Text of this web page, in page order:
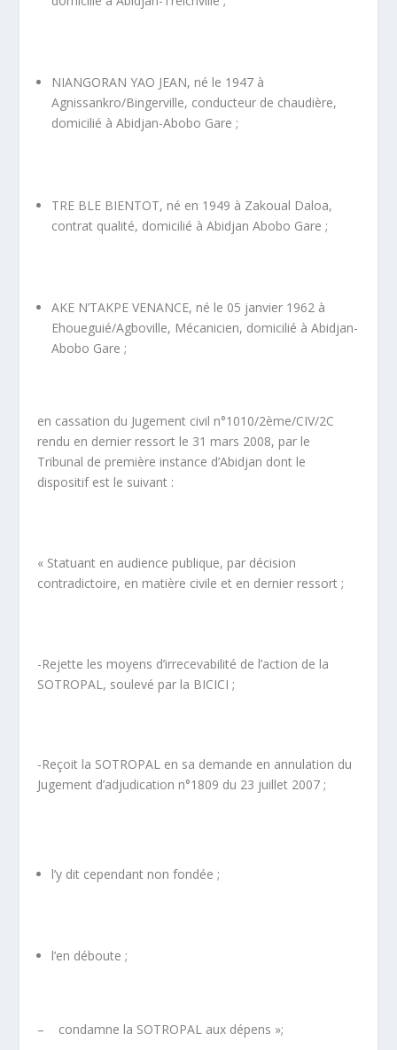
NIANGORAN YAO JEAN, né le 1947 à
Agnissankro/Bingerville, conducteur de chaudière,
domicilié à Abidjan-Abobo Gare ;
TRE BLE BIENTOT, né en 1949 à Zakoual Daloa,
contrat qualité, domicilié à Abidjan Abobo Gare ;
AKE N’TAKPE VENANCE, né le 05 janvier 1962 à
Ehoueguié/Agboville, Mécanicien, domicilié à Abidjan-
Abobo Gare ;
en cassation du Jugement civil n°1010/2ème/CIV/2C
rendu en dernier ressort le 31 mars 2008, par le
Tribunal de première instance d’Abidjan dont le
dispositif est le suivant :
« Statuant en audience publique, par décision
contradictoire, en matière civile et en dernier ressort ;
-Rejette les moyens d’irrecevabilité de l’action de la
SOTROPAL, soulevé par la BICICI ;
-Reçoit la SOTROPAL en sa demande en annulation du
Jugement d’adjudication n°1809 du 23 juillet 2007 ;
l’y dit cependant non fondée ;
l’en déboute ;
– condamne la SOTROPAL aux dépens »;